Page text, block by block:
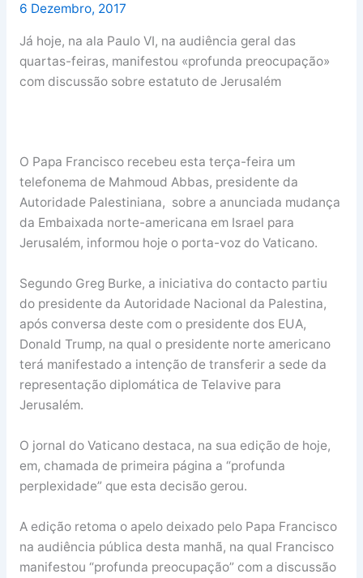
6 Dezembro, 2017
Já hoje, na ala Paulo VI, na audiência geral das
quartas-feiras, manifestou «profunda preocupação»
com discussão sobre estatuto de Jerusalém
O Papa Francisco recebeu esta terça-feira um
telefonema de Mahmoud Abbas, presidente da
Autoridade Palestiniana, sobre a anunciada mudança
da Embaixada norte-americana em Israel para
Jerusalém, informou hoje o porta-voz do Vaticano.
Segundo Greg Burke, a iniciativa do contacto partiu
do presidente da Autoridade Nacional da Palestina,
após conversa deste com o presidente dos EUA,
Donald Trump, na qual o presidente norte americano
terá manifestado a intenção de transferir a sede da
representação diplomática de Telavive para
Jerusalém.
O jornal do Vaticano destaca, na sua edição de hoje,
em, chamada de primeira página a “profunda
perplexidade” que esta decisão gerou.
A edição retoma o apelo deixado pelo Papa Francisco
na audiência pública desta manhã, na qual Francisco
manifestou “profunda preocupação” com a discussão